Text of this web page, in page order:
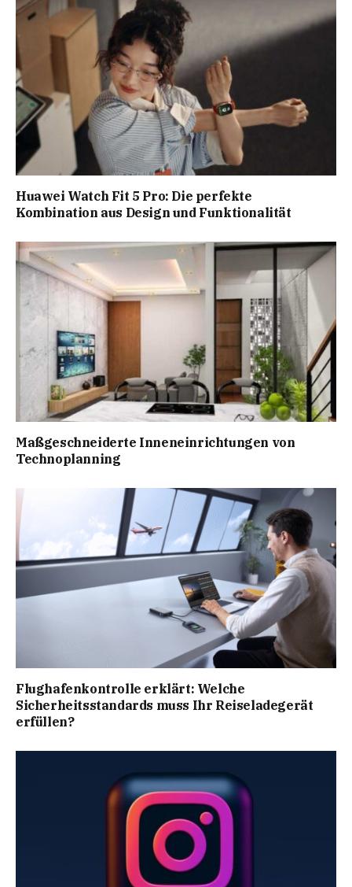
Huawei Watch Fit 5 Pro: Die perfekte
Kombination aus Design und Funktionalität
Maßgeschneiderte Inneneinrichtungen von
Technoplanning
Flughafenkontrolle erklärt: Welche
Sicherheitsstandards muss Ihr Reiseladegerät
erfüllen?